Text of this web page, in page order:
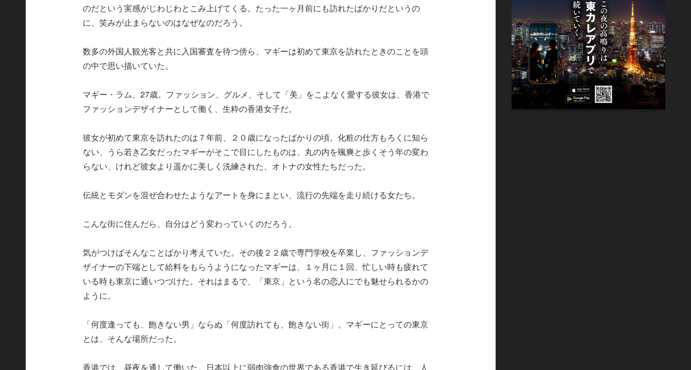
のだという実感がじわじわとこみ上げてくる。たった一ヶ月前にも訪れたばかりだというの
に、笑みが止まらないのはなぜなのだろう。
数多の外国人観光客と共に入国審査を待つ傍ら、マギーは初めて東京を訪れたときのことを頭
の中で思い描いていた。
マギー・ラム、27歳。ファッション、グルメ、そして「美」をこよなく愛する彼女は、香港で
ファッションデザイナーとして働く、生粋の香港女子だ。
彼女が初めて東京を訪れたのは７年前、２０歳になったばかりの頃。化粧の仕方もろくに知ら
ない、うら若き乙女だったマギーがそこで目にしたものは、丸の内を颯爽と歩くそう年の変わ
らない、けれど彼女より遥かに美しく洗練された、オトナの女性たちだった。
伝統とモダンを混ぜ合わせたようなアートを身にまとい、流行の先端を走り続ける女たち。
こんな街に住んだら、自分はどう変わっていくのだろう。
気がつけばそんなことばかり考えていた。その後２２歳で専門学校を卒業し、ファッションデ
ザイナーの下端として給料をもらうようになったマギーは、１ヶ月に１回、忙しい時も疲れて
いる時も東京に通いつづけた。それはまるで、「東京」という名の恋人にでも魅せられるかの
ように。
「何度逢っても、飽きない男」ならぬ「何度訪れても、飽きない街」。マギーにとっての東京
とは、そんな場所だった。
香港では、昼夜を通して働いた。日本以上に弱肉強食の世界である香港で生き延びるには、人